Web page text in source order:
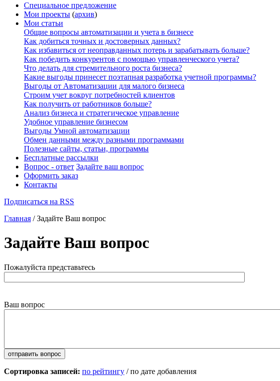
Специальное предложение
Мои проекты (архив)
Мои статьи
Общие вопросы автоматизации и учета в бизнесе
Как добиться точных и достоверных данных?
Как избавиться от неоправданных потерь и зарабатывать больше?
Как победить конкурентов с помощью управленческого учета?
Что делать для стремительного роста бизнеса?
Какие выгоды принесет поэтапная разработка учетной программы?
Выгоды от Автоматизации для малого бизнеса
Строим учет вокруг потребностей клиентов
Как получить от работников больше?
Анализ бизнеса и стратегическое управление
Удобное управление бизнесом
Выгоды Умной автоматизации
Обмен данными между разными программами
Полезные сайты, статьи, программы
Бесплатные рассылки
Вопрос - ответ Задайте ваш вопрос
Оформить заказ
Контакты
Подписаться на RSS
Главная / Задайте Ваш вопрос
Задайте Ваш вопрос
Пожалуйста представьтесь
Ваш вопрос
Сортировка записей: по рейтингу / по дате добавления